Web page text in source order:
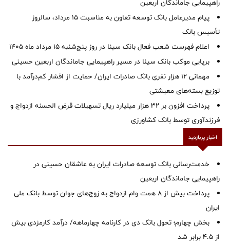
راهپیمایی جاماندگان اربعین
پیام مدیرعامل بانک توسعه تعاون به مناسبت 15 مرداد، سالروز
تأسیس بانک
اعلام فهرست شعب فعال بانک سینا در روز پنج‌شنبه 15 مرداد ماه 1405
برپایی موکب بانک سینا در مسیر راهپیمایی جاماندگان اربعین حسینی
مهمانی ۱۲ هزار نفری بانک صادرات ایران/ حمایت از اقشار کم‌درآمد با
توزیع بسته‌های معیشتی
پرداخت افزون بر 32 هزار میلیارد ریال تسهیلات قرض الحسنه ازدواج و
فرزندآوری توسط بانک کشاورزی
اخبار پربازدید
خدمت‌رسانی بانک توسعه صادرات ایران به عاشقان حسینی در
راهپیمایی جاماندگان اربعین
پرداخت بیش از ۸ همت وام ازدواج به زوج‌های جوان توسط بانک ملی
ایران
بخش چهارم؛ تحول بانک دی در کارنامه چهارماهه/ درآمد کارمزدی بیش
از ۴.۵ برابر شد